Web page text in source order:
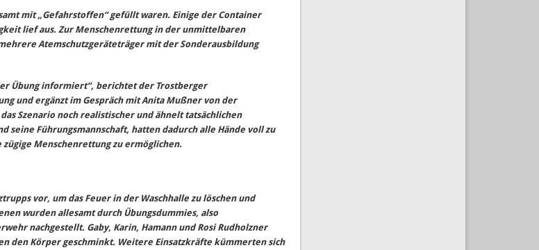
mit „Gefahrstoffen“ gefüllt waren. Einige der Container
lief aus. Zur Menschenrettung in der unmittelbaren
Atemschutzgeräteträger mit der Sonderausbildung
Übung informiert“, berichtet der Trostberger
und ergänzt im Gespräch mit Anita Mußner von der
Szenario noch realistischer und ähnelt tatsächlichen
seine Führungsmannschaft, hatten dadurch alle Hände voll zu
Menschenrettung zu ermöglichen.
vor, um das Feuer in der Waschhalle zu löschen und
wurden allesamt durch Übungsdummies, also
nachgestellt. Gaby, Karin, Hamann und Rosi Rudholzner
den Körper geschminkt. Weitere Einsatzkräfte kümmerten sich